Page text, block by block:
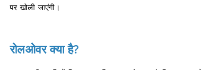
पर खोली जाएंगी।
रोलओवर क्या है?